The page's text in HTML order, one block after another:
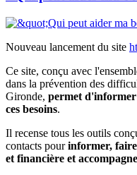
Nouveau lancement du site
Ce site, conçu avec
dans la prévention des
Gironde, permet
ces besoins.
Il recense tous les outils
contacts pourinformer,
et financière et